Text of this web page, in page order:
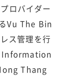
ロバイダー
Vu The Bin
ス管理を行
Information
Thang